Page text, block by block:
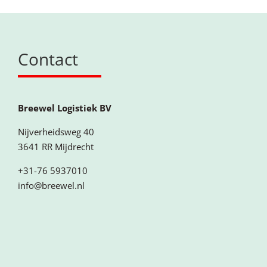
Contact
Breewel Logistiek BV
Nijverheidsweg 40
3641 RR Mijdrecht
+31-76 5937010
info@breewel.nl